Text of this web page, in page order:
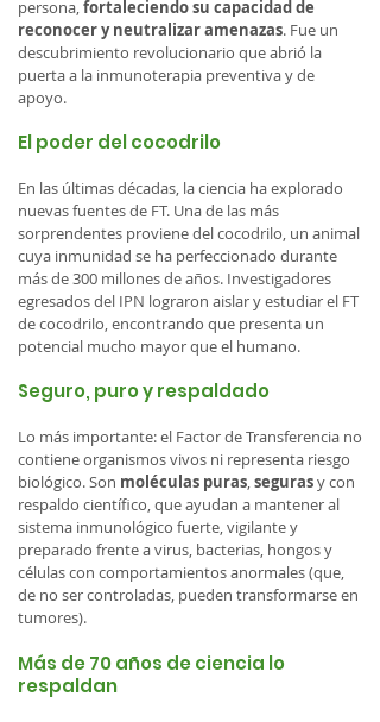
persona,fortaleciendo su capacidad de
reconocer y neutralizar amenazas. Fue un
descubrimiento revolucionario que abrió la
puerta a la inmunoterapia preventiva y de
apoyo.
El poder del cocodrilo
En las últimas décadas, la ciencia ha explorado
nuevas fuentes de FT. Una de las más
sorprendentes proviene del cocodrilo, un animal
cuya inmunidad se ha perfeccionado durante
más de 300 millones de años. Investigadores
egresados del IPN lograron aislar y estudiar el FT
de cocodrilo, encontrando que presenta un
potencial mucho mayor que el humano.
Seguro, puro y respaldado
Lo más importante: el Factor de Transferencia no
contiene organismos vivos ni representa riesgo
biológico. Son moléculas puras,segurasy con
respaldo científico, que ayudan a mantener al
sistema inmunológico fuerte, vigilante y
preparado frente a virus, bacterias, hongos y
células con comportamientos anormales (que,
de no ser controladas, pueden transformarse en
tumores).
Más de 70 años de ciencia lo
respaldan